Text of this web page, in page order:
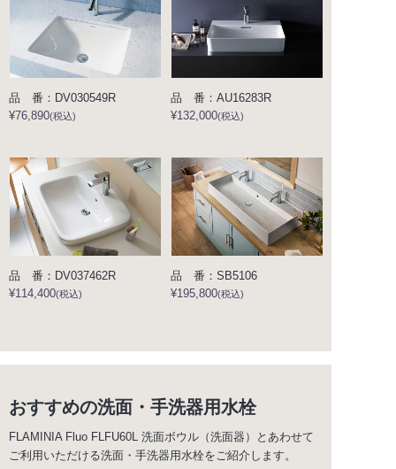
品 番：DV030549R
¥76,890(税込)
品 番：AU16283R
¥132,000(税込)
品 番：DV037462R
¥114,400(税込)
品 番：SB5106
¥195,800(税込)
おすすめの洗面・手洗器用水栓
FLAMINIA Fluo FLFU60L 洗面ボウル（洗面器）とあわせて
ご利用いただける洗面・手洗器用水栓をご紹介します。